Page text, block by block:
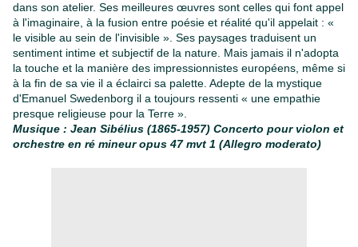
dans son atelier. Ses meilleures œuvres sont celles qui font appel
à l'imaginaire, à la fusion entre poésie et réalité qu'il appelait : «
le visible au sein de l'invisible ». Ses paysages traduisent un
sentiment intime et subjectif de la nature. Mais jamais il n'adopta
la touche et la manière des impressionnistes européens, même si
à la fin de sa vie il a éclairci sa palette. Adepte de la mystique
d'Emanuel Swedenborg il a toujours ressenti « une empathie
presque religieuse pour la Terre ».
Musique : Jean Sibélius (1865-1957) Concerto pour violon et
orchestre en ré mineur opus 47 mvt 1 (Allegro moderato)